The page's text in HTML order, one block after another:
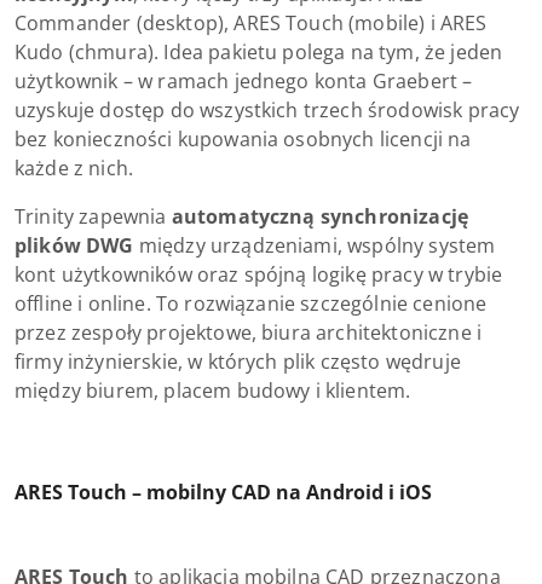
Commander (desktop), ARES Touch (mobile) i ARES
Kudo (chmura). Idea pakietu polega na tym, że jeden
użytkownik – w ramach jednego konta Graebert –
uzyskuje dostęp do wszystkich trzech środowisk pracy
bez konieczności kupowania osobnych licencji na
każde z nich.
Trinity zapewnia automatyczną synchronizację
plików DWG między urządzeniami, wspólny system
kont użytkowników oraz spójną logikę pracy w trybie
offline i online. To rozwiązanie szczególnie cenione
przez zespoły projektowe, biura architektoniczne i
firmy inżynierskie, w których plik często wędruje
między biurem, placem budowy i klientem.
ARES Touch – mobilny CAD na Android i iOS
ARES Touch to aplikacja mobilna CAD przeznaczona